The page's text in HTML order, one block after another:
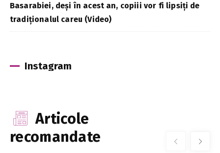
Basarabiei, deși în acest an, copiii vor fi lipsiți de
tradiționalul careu (Video)
Instagram
Articole
recomandate